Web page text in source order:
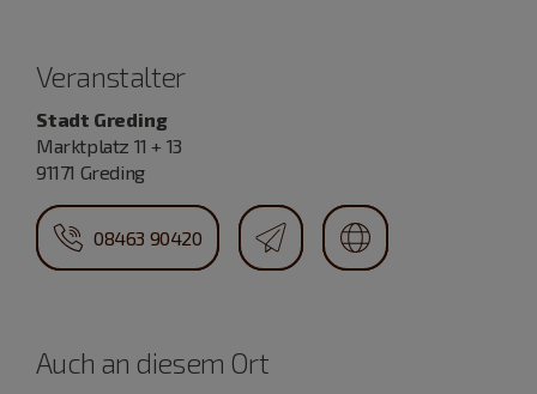
Veranstalter
Stadt Greding
Marktplatz 11 + 13
91171 Greding
08463 90420
Auch an diesem Ort